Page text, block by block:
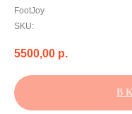
FootJoy
SKU:
5500,00 р.
В